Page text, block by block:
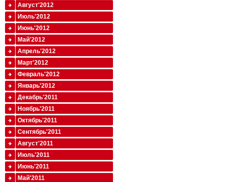
Август'2012
Июль'2012
Июнь'2012
Май'2012
Апрель'2012
Март'2012
Февраль'2012
Январь'2012
Декабрь'2011
Ноябрь'2011
Октябрь'2011
Сентябрь'2011
Август'2011
Июль'2011
Июнь'2011
Май'2011